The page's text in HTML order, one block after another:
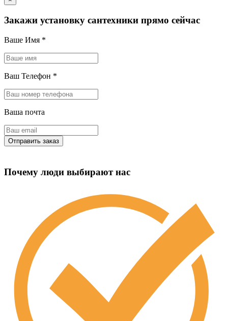
Закажи установку сантехники прямо сейчас
Ваше Имя *
Ваш Телефон *
Ваша почта
Почему люди выбирают нас